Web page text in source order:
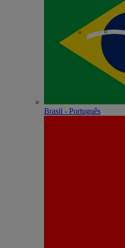
Brasil - Português